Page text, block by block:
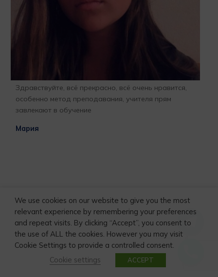
Благодарю всех сотрудников и Антона особенно,за
открытые,доверительные,чётко сформулированные
профессиональные взаимодействия с клиентами. И
благодаря вашей чётко скоординированной
порядочными профессионалами своего дела!!!
Татьяна Светлейшая
1
We use cookies on our website to give you the most
relevant experience by remembering your preferences
and repeat visits. By clicking “Accept”, you consent to
the use of ALL the cookies. However you may visit
Cookie Settings to provide a controlled consent.
Cookie settings
ACCEPT